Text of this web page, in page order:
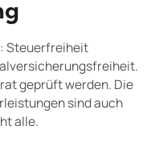
Steuerfreiheit
geprüft werden. Die
sind auch
alle.